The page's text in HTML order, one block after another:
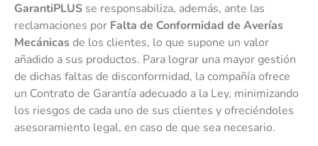
GarantiPLUS se responsabiliza, además, ante las
reclamaciones por Falta de Conformidad de Averías
Mecánicasde los clientes, lo que supone un valor
añadido a sus productos. Para lograr una mayor gestión
de dichas faltas de disconformidad, la compañía ofrece
un Contrato de Garantía adecuado a la Ley, minimizando
los riesgos de cada uno de sus clientes y ofreciéndoles
asesoramiento legal, en caso de que sea necesario.